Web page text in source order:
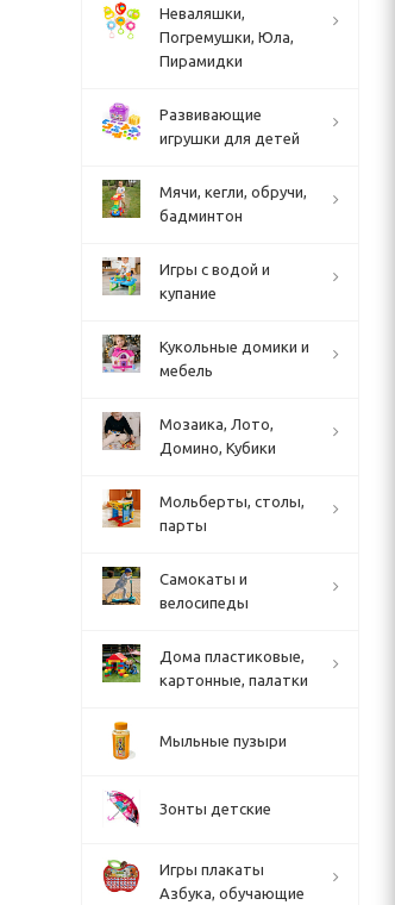
Неваляшки,
Погремушки, Юла,
Пирамидки
Развивающие
игрушки для детей
Мячи, кегли, обручи,
бадминтон
Игры с водой и
купание
Кукольные домики и
мебель
Мозаика, Лото,
Домино, Кубики
Мольберты, столы,
парты
Cамокаты и
велосипеды
Дома пластиковые,
картонные, палатки
Мыльные пузыри
Зонты детские
Игры плакаты
Азбука, обучающие